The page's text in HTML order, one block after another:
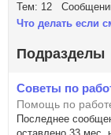
Тем: 12
Что делать если
Подразделы
Советы по
Помощь по
Последнее